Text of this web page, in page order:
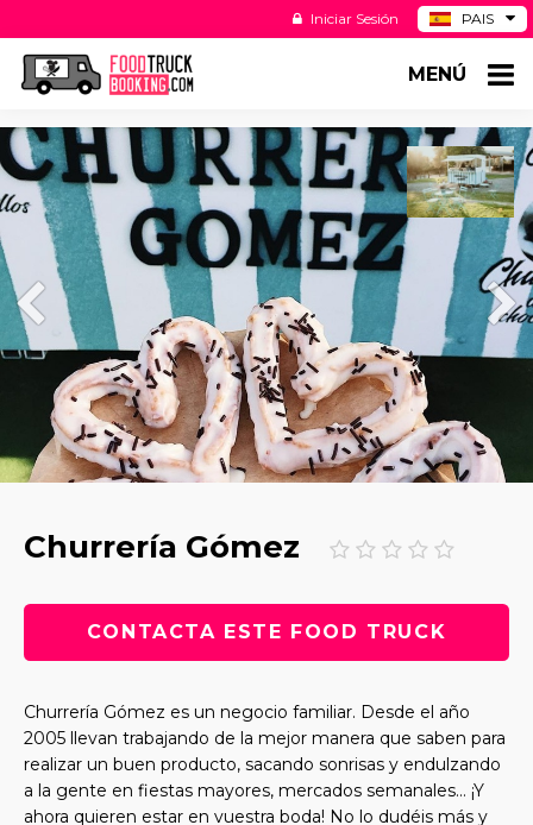
PAIS
DE
US
Iniciar Sesión
MENÚ
Churrería Gómez
CONTACTA ESTE FOOD TRUCK
Churrería Gómez es un negocio familiar. Desde el año
2005 llevan trabajando de la mejor manera que saben para
realizar un buen producto, sacando sonrisas y endulzando
a la gente en fiestas mayores, mercados semanales… ¡Y
ahora quieren estar en vuestra boda! No lo dudéis más y